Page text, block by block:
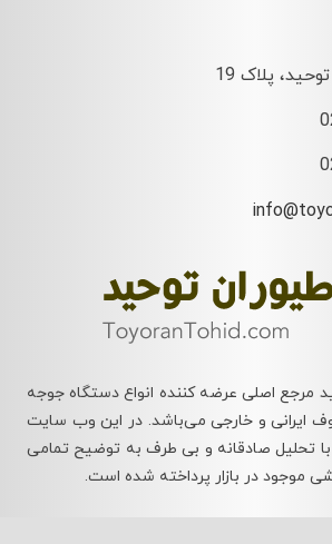
پلاک 19
مرجع اصلی عرضه کننده انواع دستگاه جوجه
ایرانی و خارجی می‌باشد. در این وب سایت
تحلیل صادقانه و بی طرف به توضیح تمامی
موجود در بازار پرداخته شده است.